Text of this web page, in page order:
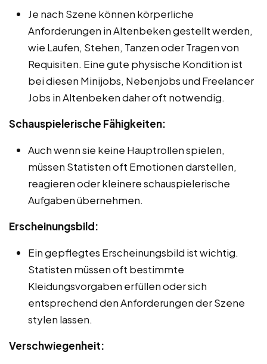
Je nach Szene können körperliche
Anforderungen in Altenbeken gestellt werden,
wie Laufen, Stehen, Tanzen oder Tragen von
Requisiten. Eine gute physische Kondition ist
bei diesen Minijobs, Nebenjobs und Freelancer
Jobs in Altenbeken daher oft notwendig.
Schauspielerische Fähigkeiten:
Auch wenn sie keine Hauptrollen spielen,
müssen Statisten oft Emotionen darstellen,
reagieren oder kleinere schauspielerische
Aufgaben übernehmen.
Erscheinungsbild:
Ein gepflegtes Erscheinungsbild ist wichtig.
Statisten müssen oft bestimmte
Kleidungsvorgaben erfüllen oder sich
entsprechend den Anforderungen der Szene
stylen lassen.
Verschwiegenheit: